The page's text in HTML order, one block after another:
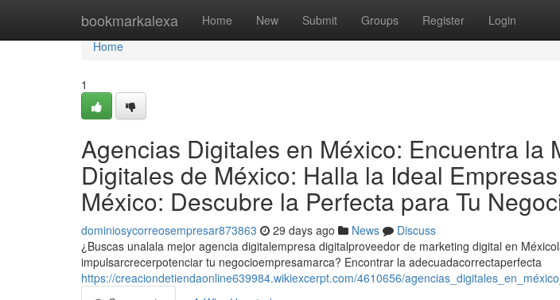
bookmarkalexa Home New Submit Groups Register Login
Home
Home
1
Agencias Digitales en México: Encuentra la
Digitales de México: Halla la Ideal
México: Descubre la Perfecta para Tu
dominiosycorreosempresar873863 29 days ago News
Discuss
¿Buscas unalala mejor agencia digitalempresa digitalproveedor de marketing digital en
impulsarcrecerpotenciar tu negocioempresamarca? Encontrar la adecuadacorrectaperfecta
https://creaciondetiendaonline639984.wikiexcerpt.com/4610656/